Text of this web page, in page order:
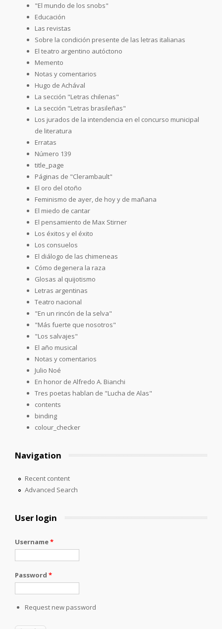
"El mundo de los snobs"
Educación
Las revistas
Sobre la condición presente de las letras italianas
El teatro argentino autóctono
Memento
Notas y comentarios
Hugo de Achával
La sección "Letras chilenas"
La sección "Letras brasileñas"
Los jurados de la intendencia en el concurso municipal
de literatura
Erratas
Número 139
title_page
Páginas de "Clerambault"
El oro del otoño
Feminismo de ayer, de hoy y de mañana
El miedo de cantar
El pensamiento de Max Stirner
Los éxitos y el éxito
Los consuelos
El diálogo de las chimeneas
Cómo degenera la raza
Glosas al quijotismo
Letras argentinas
Teatro nacional
"En un rincón de la selva"
"Más fuerte que nosotros"
"Los salvajes"
El año musical
Notas y comentarios
Julio Noé
En honor de Alfredo A. Bianchi
Tres poetas hablan de "Lucha de Alas"
contents
binding
colour_checker
Navigation
Recent content
Advanced Search
User login
Username*
Password *
Request new password